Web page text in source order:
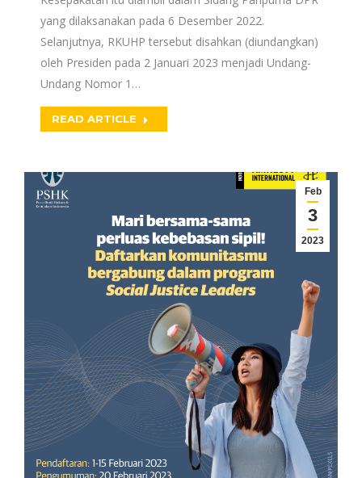
yang dilaksanakan pada 6 Desember 2022.
Selanjutnya, RKUHP tersebut disahkan (diundangkan)
oleh Presiden pada 2 Januari 2023 menjadi Undang-
Undang Nomor 1…
READ ARTICLE
Feb
3
2023